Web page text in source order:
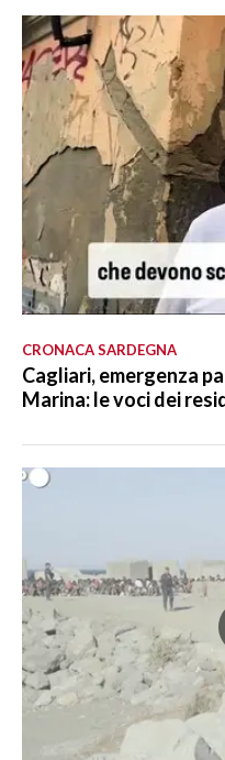
CRONACA SARDEGNA
Cagliari, emergenza
Marina: le voci dei